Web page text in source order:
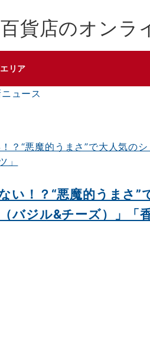
リア
ュース
い！？“悪魔的うまさ
バジル&チーズ）」「